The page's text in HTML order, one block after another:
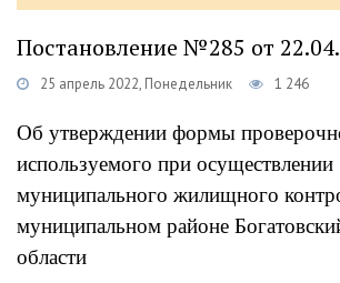
Постановление №285 от
25 апрель 2022, Понедельник 1 246
Об утверждении формы
используемого при осуществлении
муниципального жилищного
муниципальном районе
области